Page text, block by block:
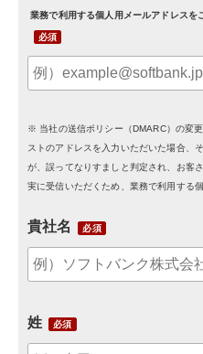
業務で利用する個人用メールアドレスを
※ 当社の送信ポリシー（DMARC）の変
ストのアドレスを入力いただいた場合、
が、誤ってなりすましと判定され、お客
実に受信いただくため、業務で利用する
貴社名
姓